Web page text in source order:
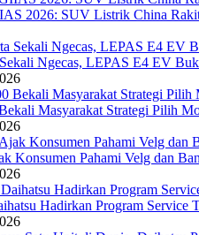
2026: SUV Listrik China
Ngecas, LEPAS E4 EV
Masyarakat Strategi Pilih
Konsumen Pahami Velg dan
Hadirkan Program